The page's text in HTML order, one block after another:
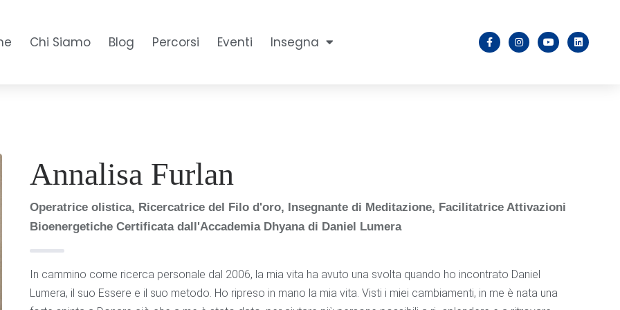
Chi Siamo Blog Percorsi Eventi Insegna
Annalisa Furlan
Operatrice olistica, Ricercatrice del Filo d'oro, Insegnante di Meditazione, Facilitatrice Attivazioni
Bioenergetiche Certificata dall'Accademia Dhyana di Daniel Lumera
In cammino come ricerca personale dal 2006, la mia vita ha avuto una svolta quando ho incontrato Daniel
Lumera, il suo Essere e il suo metodo. Ho ripreso in mano la mia vita. Visti i miei cambiamenti, in me è nata una